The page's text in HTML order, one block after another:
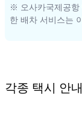
※ 오사카국제공항
한 배차 서비스는
각종 택시 안내